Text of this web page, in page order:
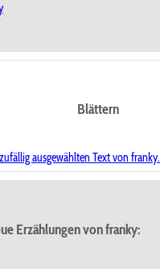
Blättern
zufällig ausgewählten Text von franky.
Erzählungen von franky: